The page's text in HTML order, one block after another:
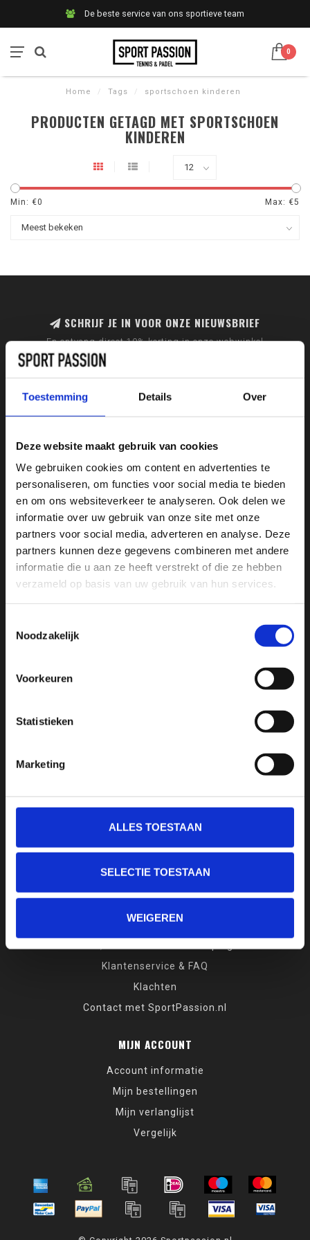
Toestemming Details Over
Deze website maakt gebruik van cookies
We gebruiken cookies om content en advertenties te
personaliseren, om functies voor social media te bieden
en om ons websiteverkeer te analyseren. Ook delen we
informatie over uw gebruik van onze site met onze
partners voor social media, adverteren en analyse. Deze
partners kunnen deze gegevens combineren met andere
informatie die u aan ze heeft verstrekt of die ze hebben
verzameld op basis van uw gebruik van hun services.
Noodzakelijk
Voorkeuren
Statistieken
Marketing
ALLES TOESTAAN
SELECTIE TOESTAAN
WEIGEREN
De beste service van ons sportieve team
0
Home / Tags / sportschoen kinderen
PRODUCTEN GETAGD MET SPORTSCHOEN
KINDEREN
Min: €0 Max: €5
SCHRIJF JE IN VOOR ONZE NIEUWSBRIEF
En ontvang direct 10% korting in onze webwinkel
Sport Passion
INFORMATIE
Privacy verklaring
Klantenservice & FAQ
Klachten
Contact met SportPassion.nl
MIJN ACCOUNT
Account informatie
Mijn bestellingen
Mijn verlanglijst
Vergelijk